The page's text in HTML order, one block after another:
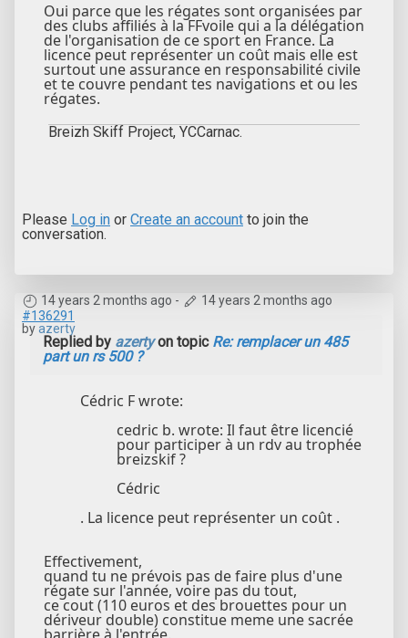
Oui parce que les régates sont organisées par
des clubs affiliés à la FFvoile qui a la délégation
de l'organisation de ce sport en France. La
licence peut représenter un coût mais elle est
surtout une assurance en responsabilité civile
et te couvre pendant tes navigations et ou les
régates.
Breizh Skiff Project, YCCarnac.
Please Log in or Create an account to join the
conversation.
14 years 2 months ago -
14 years 2 months ago
#136291
byazerty
Replied by azertyon topic Re: remplacer un 485
part un rs 500 ?
Cédric F wrote:
cedric b. wrote: Il faut être licencié
pour participer à un rdv au trophée
breizskif ?
Cédric
. La licence peut représenter un coût .
Effectivement,
quand tu ne prévois pas de faire plus d'une
régate sur l'année, voire pas du tout,
ce cout (110 euros et des brouettes pour un
dériveur double) constitue meme une sacrée